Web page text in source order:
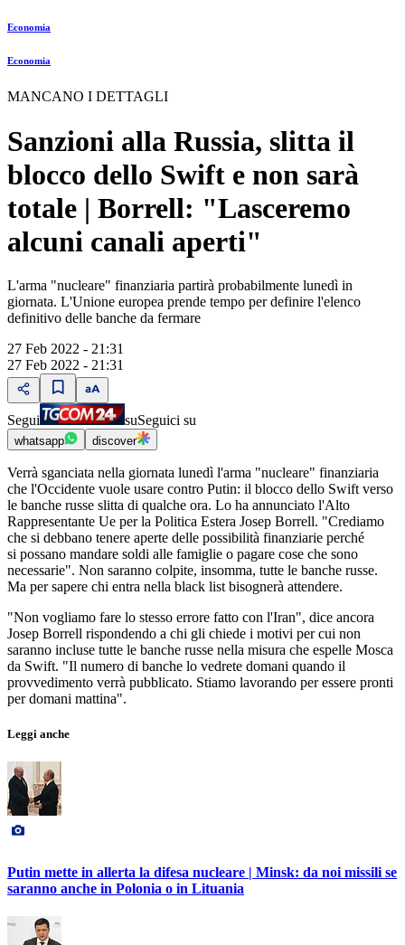
Economia
Economia
MANCANO I DETTAGLI
Sanzioni alla Russia, slitta il
blocco dello Swift e non sarà
totale | Borrell: "Lasceremo
alcuni canali aperti"
L'arma "nucleare" finanziaria partirà probabilmente lunedì in
giornata. L'Unione europea prende tempo per definire l'elenco
definitivo delle banche da fermare
27 Feb 2022 - 21:31
27 Feb 2022 - 21:31
Segui suSeguici su
whatsapp discover
Verrà sganciata nella giornata lunedì l'arma "nucleare" finanziaria
che l'Occidente vuole usare contro Putin: il blocco dello Swift verso
le banche russe slitta di qualche ora. Lo ha annunciato l'Alto
Rappresentante Ue per la Politica Estera Josep Borrell. "Crediamo
che si debbano tenere aperte delle possibilità finanziarie perché
si possano mandare soldi alle famiglie o pagare cose che sono
necessarie". Non saranno colpite, insomma, tutte le banche russe.
Ma per sapere chi entra nella black list bisognerà attendere.
"Non vogliamo fare lo stesso errore fatto con l'Iran", dice ancora
Josep Borrell rispondendo a chi gli chiede i motivi per cui non
saranno incluse tutte le banche russe nella misura che espelle Mosca
da Swift. "Il numero di banche lo vedrete domani quando il
provvedimento verrà pubblicato. Stiamo lavorando per essere pronti
per domani mattina".
Leggi anche
Putin mette in allerta la difesa nucleare | Minsk: da noi missili se
saranno anche in Polonia o in Lituania